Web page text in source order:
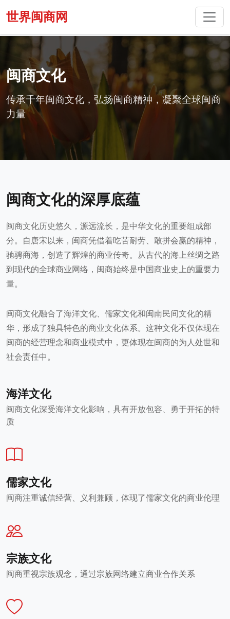
世界闽商网
闽商文化
传承千年闽商文化，弘扬闽商精神，凝聚全球闽商
力量
闽商文化的深厚底蕴
闽商文化历史悠久，源远流长，是中华文化的重要组成部
分。自唐宋以来，闽商凭借着吃苦耐劳、敢拼会赢的精神，
驰骋商海，创造了辉煌的商业传奇。从古代的海上丝绸之路
到现代的全球商业网络，闽商始终是中国商业史上的重要力
量。
闽商文化融合了海洋文化、儒家文化和闽南民间文化的精
华，形成了独具特色的商业文化体系。这种文化不仅体现在
闽商的经营理念和商业模式中，更体现在闽商的为人处世和
社会责任中。
海洋文化
闽商文化深受海洋文化影响，具有开放包容、勇于开拓的特
质
儒家文化
闽商注重诚信经营、义利兼顾，体现了儒家文化的商业伦理
宗族文化
闽商重视宗族观念，通过宗族网络建立商业合作关系